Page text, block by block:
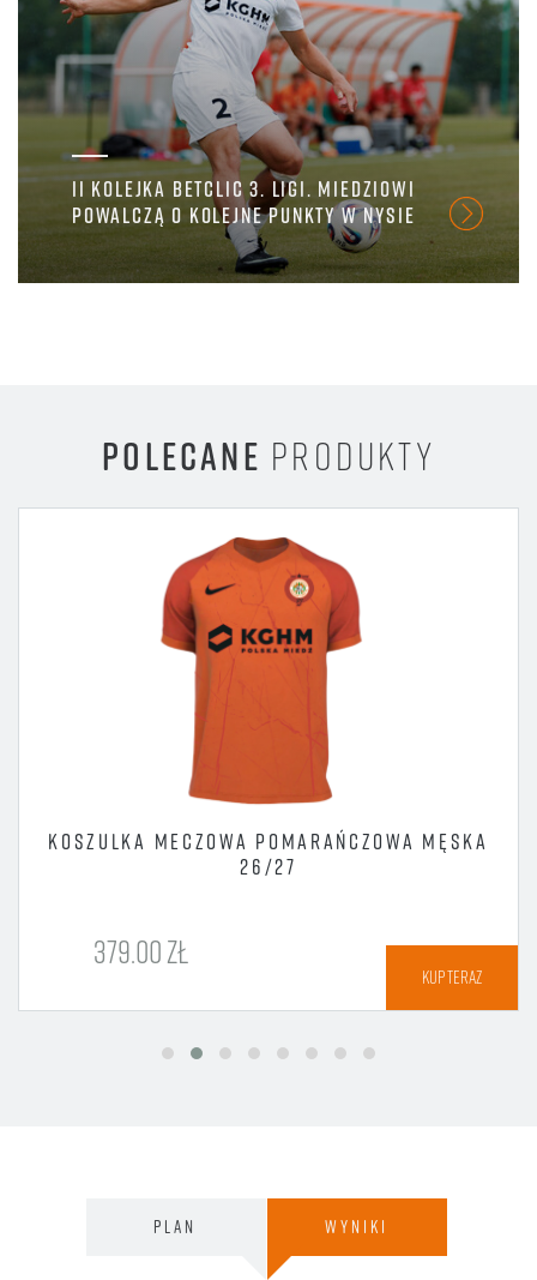
II KOLEJKA BETCLIC 3. LIGI. MIEDZIOWI
POWALCZĄ O KOLEJNE PUNKTY W NYSIE
POLECANE PRODUKTY
KOSZULKA MECZOWA POMARAŃCZOWA MĘSKA
26/27
379.00 ZŁ
KUP TERAZ
PLAN WYNIKI